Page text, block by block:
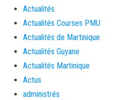
Actualités
Actualités Courses PMU
Actualités de Martinique
Actualités Guyane
Actualités Martinique
Actus
administrés